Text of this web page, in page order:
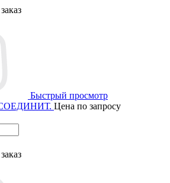
Быстрый просмотр
Цена по запросу